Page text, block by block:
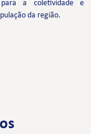
a coletividade e
da região.